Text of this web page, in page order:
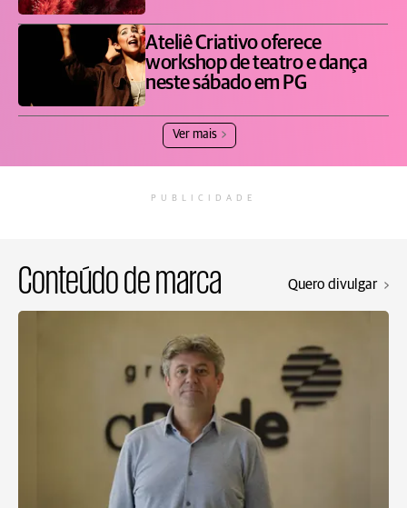
Ateliê Criativo oferece
workshop de teatro e dança
neste sábado em PG
Ver mais
PUBLICIDADE
Conteúdo de marca Quero divulgar